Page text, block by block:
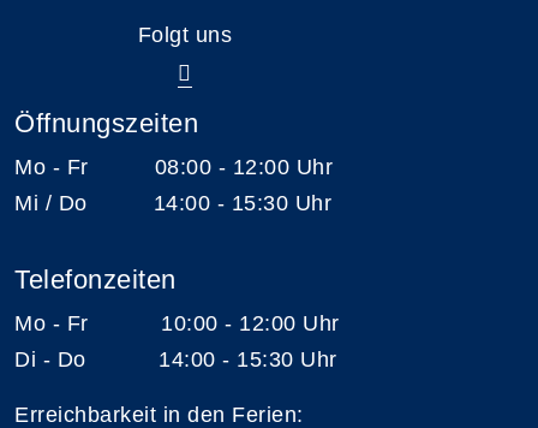
Folgt uns
Öffnungszeiten
Mo - Fr 08:00 - 12:00 Uhr
Mi / Do 14:00 - 15:30 Uhr
Telefonzeiten
Mo - Fr 10:00 - 12:00 Uhr
Di - Do 14:00 - 15:30 Uhr
Erreichbarkeit in den Ferien: